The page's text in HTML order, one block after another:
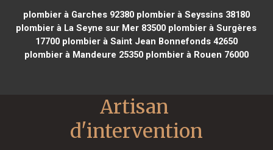
plombier à Garches 92380plombier à Seyssins 38180
plombier à La Seyne sur Mer 83500 plombier à Surgères
17700plombier à Saint Jean Bonnefonds 42650
plombier à Mandeure 25350plombier à Rouen 76000
Artisan
d'intervention